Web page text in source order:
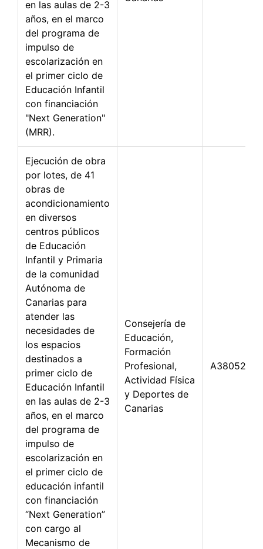
en las aulas de 2-3
años, en el marco
del programa de
impulso de
escolarización en
el primer ciclo de
Educación Infantil
con financiación
"Next Generation"
(MRR).
Ejecución de obra
por lotes, de 41
obras de
acondicionamiento
en diversos
centros públicos
de Educación
Infantil y Primaria
de la comunidad
Autónoma de
Canarias para
atender las
necesidades de
los espacios
destinados a
primer ciclo de
Educación Infantil
en las aulas de 2-3
años, en el marco
del programa de
impulso de
escolarización en
el primer ciclo de
educación infantil
con financiación
“Next Generation”
con cargo al
Mecanismo de
Consejería de
Educación,
Formación
Profesional,
Actividad Física
y Deportes de
Canarias
A38052882